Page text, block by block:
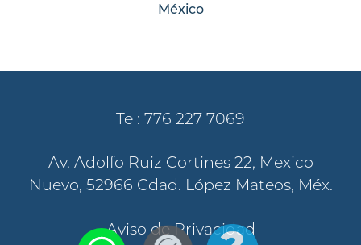
México
Tel: 776 227 7069
Av. Adolfo Ruiz Cortines 22, Mexico
Nuevo, 52966 Cdad. López Mateos, Méx.
Aviso de Privacidad